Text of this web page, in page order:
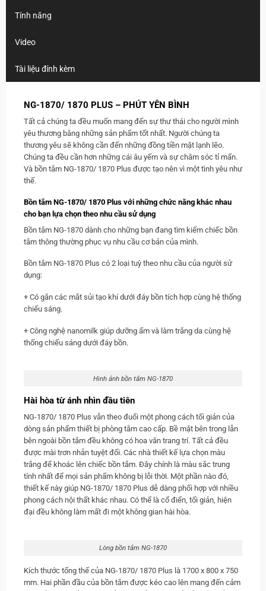
Tính năng
Video
Tài liệu đính kèm
NG-1870/ 1870 PLUS – PHÚT YÊN BÌNH
Tất cả chúng ta đều muốn mang đến sự thư thái cho người mình
yêu thương bằng những sản phẩm tốt nhất. Người chúng ta
thương yêu sẽ không cần đến những đồng tiền mặt lạnh lẽo.
Chúng ta đều cần hơn những cái âu yếm và sự chăm sóc tỉ mẩn.
Và bồn tắm NG-1870/ 1870 Plus được tạo nên vì một tình yêu như
thế.
Bồn tắm NG-1870/ 1870 Plus với những chức năng khác nhau
cho bạn lựa chọn theo nhu cầu sử dụng
Bồn tắm NG-1870 dành cho những bạn đang tìm kiếm chiếc bồn
tắm thông thường phục vụ nhu cầu cơ bản của mình.
Bồn tắm NG-1870 Plus có 2 loại tuỳ theo nhu cầu của người sử
dụng:
+ Có gắn các mắt sủi tạo khí dưới đáy bồn tích hợp cùng hệ thống
chiếu sáng.
+ Công nghệ nanomilk giúp dưỡng ẩm và làm trắng da cùng hệ
thống chiếu sáng dưới đáy bồn.
Hình ảnh bồn tắm NG-1870
Hài hòa từ ánh nhìn đầu tiên
NG-1870/ 1870 Plus vẫn theo đuổi một phong cách tối giản của
dòng sản phẩm thiết bị phòng tắm cao cấp. Bề mặt bên trong lẫn
bên ngoài bồn tắm đều không có hoa văn trang trí. Tất cả đều
được mài trơn nhẵn tuyệt đối. Các nhà thiết kế lựa chọn màu
trắng để khoác lên chiếc bồn tắm. Đây chính là màu sắc trung
tính nhất để mọi sản phẩm không bị lỗi thời. Một phần nào đó,
thiết kế này giúp NG-1870/ 1870 Plus dễ dàng phối hợp với nhiều
phong cách nội thất khác nhau. Có thể là cổ điển, tối giản, hiện
đại đều không làm mất đi một không gian hài hòa.
Lòng bồn tắm NG-1870
Kích thước tổng thể của NG-1870/ 1870 Plus là 1700 x 800 x 750
mm. Hai phần đầu của bồn tắm được kéo cao lên mang đến cảm